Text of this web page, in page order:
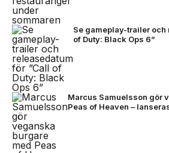
Se gameplay-trailer och
of Duty: Black Ops 6”
Marcus Samuelsson gör
Peas of Heaven –